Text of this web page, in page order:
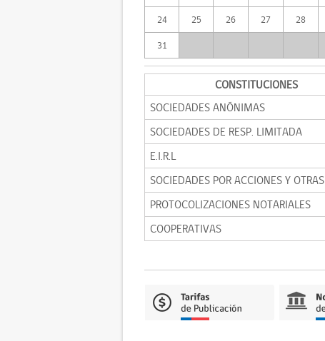
24 25 26 27 28
31
CONSTITUCIONES
SOCIEDADES ANÓNIMAS
SOCIEDADES DE RESP. LIMITADA
E.I.R.L
SOCIEDADES POR ACCIONES Y OTRAS
PROTOCOLIZACIONES NOTARIALES
COOPERATIVAS